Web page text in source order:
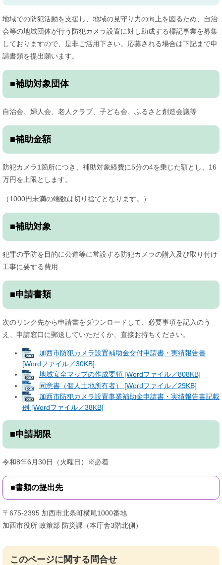
地域での防犯活動を支援し、地域の見守り力の向上を図るため、自治
会等の地域団体が行う防犯カメラ設置に対し助成する標記事業を募集
しておりますので、是非ご活用下さい。応募される場合は下記まで申
請書類を提出願います。
■補助対象団体
自治会、婦人会、老人クラブ、子ども会、ふるさと創造会議等
■補助金額
防犯カメラ1箇所につき、補助対象経費に5分の4を乗じた額とし、16
万円を上限とします。
（1000円未満の端数は切り捨てとなります。）
■補助対象
犯罪の予防を目的に公道等に常設する防犯カメラの購入及び取り付け
工事に要する費用
■申請書類
次のリンク先から申請書をダウンロードして、必要事項を記入のう
え、申請窓口に郵送していただくか、直接お持ちください。
加西市防犯カメラ設置補助金交付申請書・実績報告書
[Wordファイル／30KB]
地域安全マップの作成要領 [Wordファイル／808KB]
同意書（個人土地所有者） [Wordファイル／29KB]
加西市防犯カメラ設置事業補助金申請書・実績報告書記載
例 [Wordファイル／38KB]
■申請期限
令和8年6月30日（火曜日）※必着
■書類の提出先
〒675-2395 加西市北条町横尾1000番地
加西市役所 政策部 防災課（本庁舎3階北側）
このページに関する問合せ